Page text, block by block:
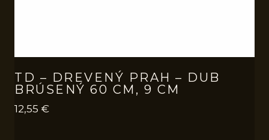
TD – DREVENÝ PRAH – DUB
BRÚSENÝ 60 CM, 9 CM
12,55 €